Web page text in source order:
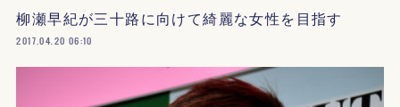
柳瀬早紀が三十路に向けて綺麗な女性を目指す
2017.04.20 06:10